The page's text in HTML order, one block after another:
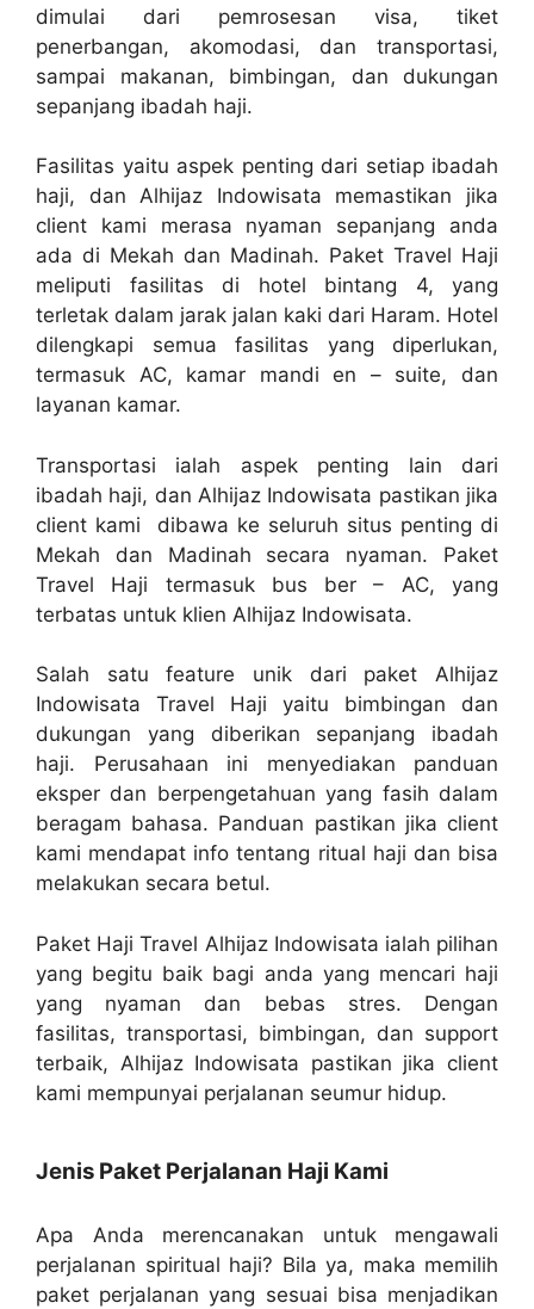
dimulai dari pemrosesan visa, tiket
penerbangan, akomodasi, dan transportasi,
sampai makanan, bimbingan, dan dukungan
sepanjang ibadah haji.
Fasilitas yaitu aspek penting dari setiap ibadah
haji, dan Alhijaz Indowisata memastikan jika
client kami merasa nyaman sepanjang anda
ada di Mekah dan Madinah. Paket Travel Haji
meliputi fasilitas di hotel bintang 4, yang
terletak dalam jarak jalan kaki dari Haram. Hotel
dilengkapi semua fasilitas yang diperlukan,
termasuk AC, kamar mandi en – suite, dan
layanan kamar.
Transportasi ialah aspek penting lain dari
ibadah haji, dan Alhijaz Indowisata pastikan jika
client kami dibawa ke seluruh situs penting di
Mekah dan Madinah secara nyaman. Paket
Travel Haji termasuk bus ber – AC, yang
terbatas untuk klien Alhijaz Indowisata.
Salah satu feature unik dari paket Alhijaz
Indowisata Travel Haji yaitu bimbingan dan
dukungan yang diberikan sepanjang ibadah
haji. Perusahaan ini menyediakan panduan
eksper dan berpengetahuan yang fasih dalam
beragam bahasa. Panduan pastikan jika client
kami mendapat info tentang ritual haji dan bisa
melakukan secara betul.
Paket Haji Travel Alhijaz Indowisata ialah pilihan
yang begitu baik bagi anda yang mencari haji
yang nyaman dan bebas stres. Dengan
fasilitas, transportasi, bimbingan, dan support
terbaik, Alhijaz Indowisata pastikan jika client
kami mempunyai perjalanan seumur hidup.
Jenis Paket Perjalanan Haji Kami
Apa Anda merencanakan untuk mengawali
perjalanan spiritual haji? Bila ya, maka memilih
paket perjalanan yang sesuai bisa menjadikan